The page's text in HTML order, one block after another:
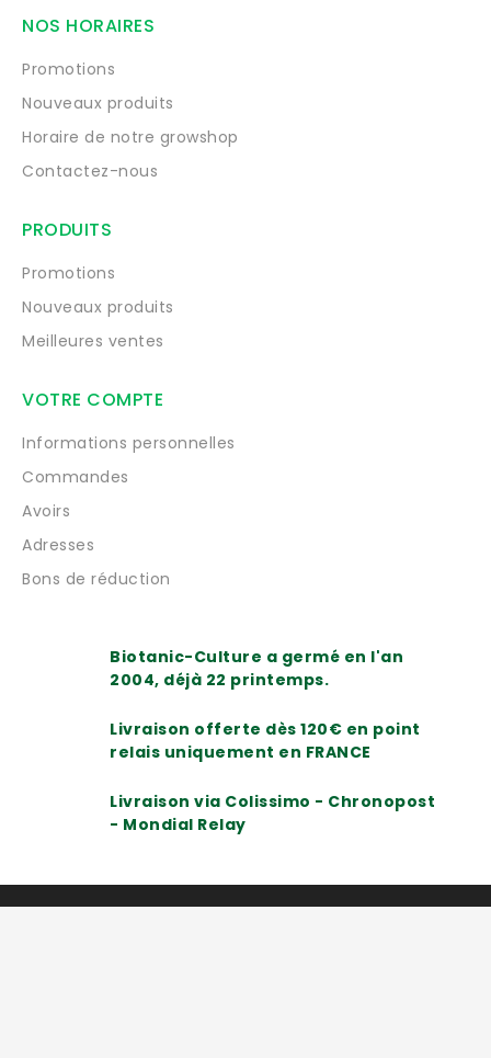
NOS HORAIRES
Promotions
Nouveaux produits
Horaire de notre growshop
Contactez-nous
PRODUITS
Promotions
Nouveaux produits
Meilleures ventes
VOTRE COMPTE
Informations personnelles
Commandes
Avoirs
Adresses
Bons de réduction
Biotanic-Culture a germé en l'an
2004, déjà 22 printemps.
Livraison offerte dès 120€ en point
relais uniquement en FRANCE
Livraison via Colissimo - Chronopost
- Mondial Relay